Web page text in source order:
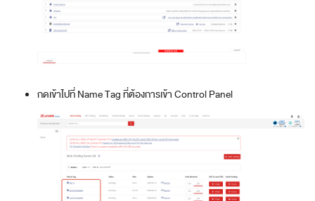
กดเข้าไปที่ Name Tag ที่ต้องการเข้า Control Panel